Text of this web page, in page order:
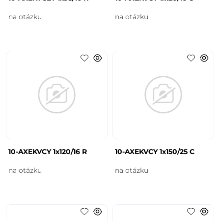
na otázku na otázku
10-AXEKVCY 1x120/16 R
na otázku
10-AXEKVCY 1x150/25 C
na otázku